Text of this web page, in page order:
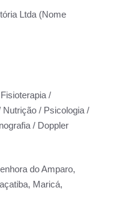
Ltda (Nome
/
Nutrição / Psicologia /
/ Doppler
do Amparo,
Maricá,